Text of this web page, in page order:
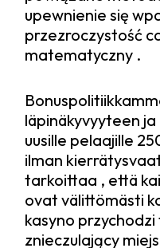
upewnienie się
przezroczystość
matematyczny .
läpinäkyvyyteen
uusille pelaajille
ilman
tarkoittaa , että
ovat välittömästi
kasyno
znieczulający